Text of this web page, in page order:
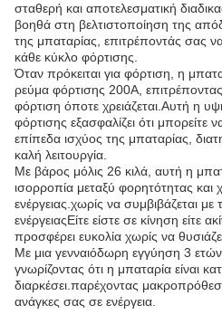
σταθερή και αποτελεσματική
βοηθά στη βελτιστοποίηση της
της μπαταρίας, επιτρέποντάς σας
κάθε κύκλο φόρτισης.
Όταν πρόκειται για φόρτιση, η
ρεύμα φόρτισης 200A,
φόρτιση όποτε χρειάζεται.Αυτή η
φόρτισης εξασφαλίζει ότι
επίπεδα ισχύος της μπαταρίας,
καλή λειτουργία.
Με βάρος μόλις 26 κιλά, αυτή η
ισορροπία μεταξύ φορητότητας και
ενέργειας.χωρίς να συμβιβάζεται
ενέργειαςΕίτε είστε σε κίνηση είτε
προσφέρει ευκολία χωρίς να
Με μια γενναιόδωρη εγγύηση 3
γνωρίζοντας ότι η μπαταρία είναι
διαρκέσει.παρέχοντας
ανάγκες σας σε ενέργεια.